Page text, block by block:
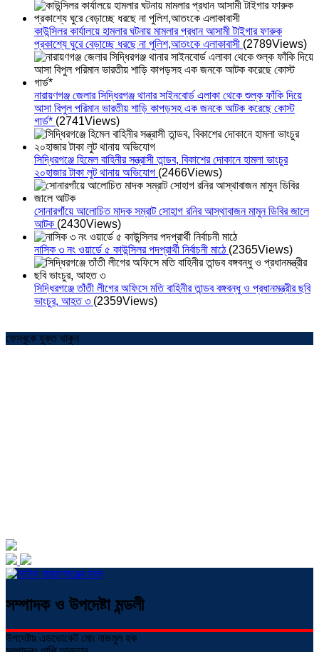
কাউন্সিলর কার্যালয়ে হামলার ঘটনায় মামলার প্রধান আসামী টাইগার ফারুক
প্রকাশ্যে ঘুরে বেড়াচ্ছে ধরছে না পুলিশ,আতংকে এলাকাবাসী (2789Views)
নারায়ণগঞ্জ জেলার সিদ্ধিরগঞ্জ থানার সাইনবোর্ড এলাকা থেকে শুল্ক ফাঁকি দিয়ে
আসা বিপুল পরিমান ভারতীয় শাড়ি কাপড়সহ এক জনকে আটক করেছে কোস্ট
গার্ড* (2741Views)
সিদ্ধিরগঞ্জে হিমেল বাহিনীর সন্ত্রাসী তান্ডব, বিকাশের দোকানে হামলা ভাংচুর
২০হাজার টাকা লুট থানায় অভিযোগ (2466Views)
সোনারগাঁয়ে আলোচিত মাদক সম্রাট সোহাগ রনির আস্থাবাজন মামুন ডিবির জালে
আটক (2430Views)
নাসিক ৩ নং ওয়ার্ডে ৫ কাউন্সিলর পদপ্রার্থী নির্বাচনী মাঠে (2365Views)
সিদ্ধিরগঞ্জে তাঁতী লীগের অফিসে মতি বাহিনীর তান্ডব বঙ্গবন্ধু ও প্রধানমন্ত্রীর ছবি
ভাংচুর, আহত ৩ (2359Views)
ফেসবুকে যুক্ত থাকুন
সম্পাদক ও উপদেষ্টা মন্ডলী
উপদেষ্টাঃ এডভোকেট মোঃ নাজমুল হক